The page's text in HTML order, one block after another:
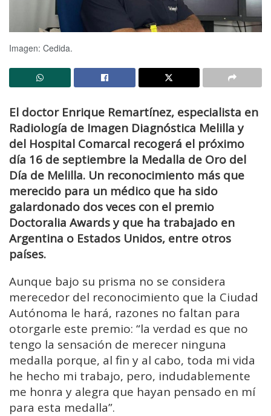
Imagen: Cedida.
El doctor Enrique Remartínez, especialista en
Radiología de Imagen Diagnóstica Melilla y
del Hospital Comarcal recogerá el próximo
día 16 de septiembre la Medalla de Oro del
Día de Melilla. Un reconocimiento más que
merecido para un médico que ha sido
galardonado dos veces con el premio
Doctoralia Awards y que ha trabajado en
Argentina o Estados Unidos, entre otros
países.
Aunque bajo su prisma no se considera
merecedor del reconocimiento que la Ciudad
Autónoma le hará, razones no faltan para
otorgarle este premio: “la verdad es que no
tengo la sensación de merecer ninguna
medalla porque, al fin y al cabo, toda mi vida
he hecho mi trabajo, pero, indudablemente
me honra y alegra que hayan pensado en mí
para esta medalla”.